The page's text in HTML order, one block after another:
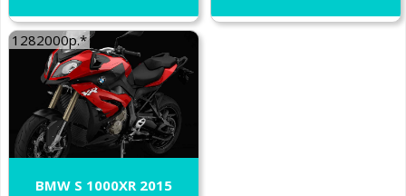
1282000р.*
BMW S 1000XR 2015